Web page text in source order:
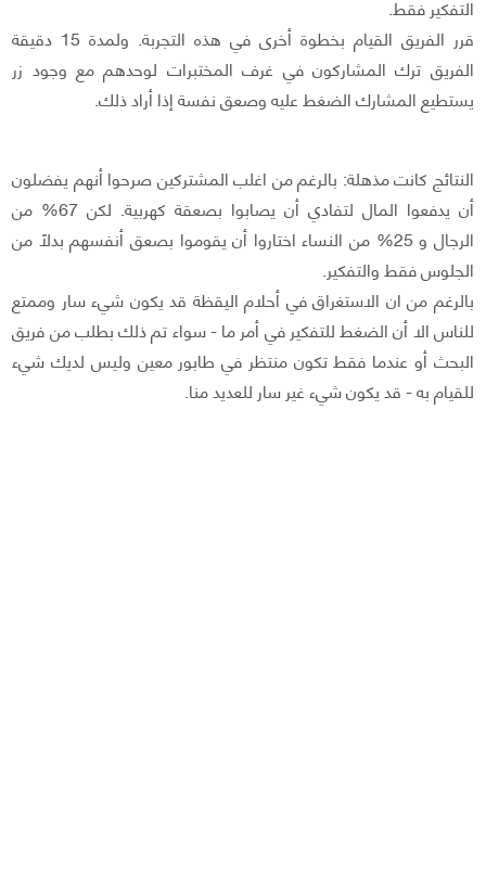
التفكير فقط.
قرر الفريق القيام بخطوة أخرى في هذه التجربة. ولمدة 15 دقيقة
الفريق ترك المشاركون في غرف المختبرات لوحدهم مع وجود زر
يستطيع المشارك الضغط عليه وصعق نفسة إذا أراد ذلك.
النتائج كانت مذهلة: بالرغم من اغلب المشتركين صرحوا أنهم يفضلون
أن يدفعوا المال لتفادي أن يصابوا بصعقة كهربية. لكن 67% من
الرجال و 25% من النساء اختاروا أن يقوموا بصعق أنفسهم بدلاً من
الجلوس فقط والتفكير.
بالرغم من ان الاستغراق في أحلام اليقظة قد يكون شيء سار وممتع
للناس الا أن الضغط للتفكير في أمر ما - سواء تم ذلك بطلب من فريق
البحث أو عندما فقط تكون منتظر في طابور معين وليس لديك شيء
للقيام به - قد يكون شيء غير سار للعديد منا.